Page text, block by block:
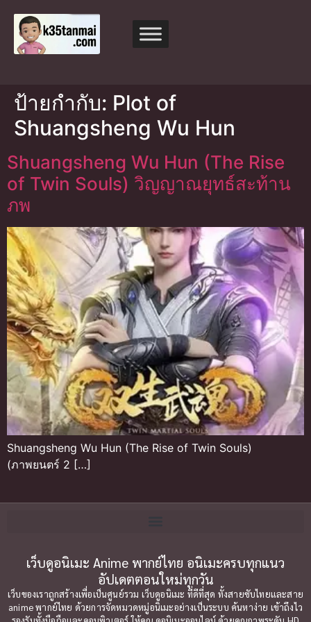
ป้ายกำกับ: Plot of
Shuangsheng Wu Hun
Shuangsheng Wu Hun (The Rise
of Twin Souls) วิญญาณยุทธ์สะท้าน
ภพ
Shuangsheng Wu Hun (The Rise of Twin Souls)
(ภาพยนตร์ 2 […]
เว็บดูอนิเมะ Anime พากย์ไทย อนิเมะครบทุกแนว
อัปเดตตอนใหม่ทุกวัน
เว็บของเราถูกสร้างเพื่อเป็นศูนย์รวม เว็บดูอนิเมะ ที่ดีที่สุด ทั้งสายซับไทยและสาย
anime พากย์ไทย ด้วยการจัดหมวดหมู่อนิเมะอย่างเป็นระบบ ค้นหาง่าย เข้าถึงไว